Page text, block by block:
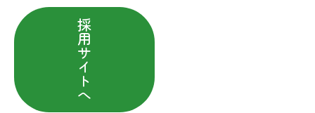
採
用
サ
イ
ト
へ